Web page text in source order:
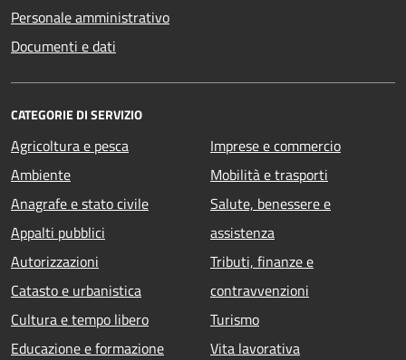
Personale amministrativo
Documenti e dati
CATEGORIE DI SERVIZIO
Agricoltura e pesca
Ambiente
Anagrafe e stato civile
Appalti pubblici
Autorizzazioni
Catasto e urbanistica
Cultura e tempo libero
Educazione e formazione
Imprese e commercio
Mobilità e trasporti
Salute, benessere e
assistenza
Tributi, finanze e
contravvenzioni
Turismo
Vita lavorativa